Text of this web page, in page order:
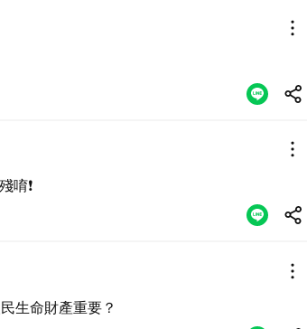
唷❗
生命財產重要？